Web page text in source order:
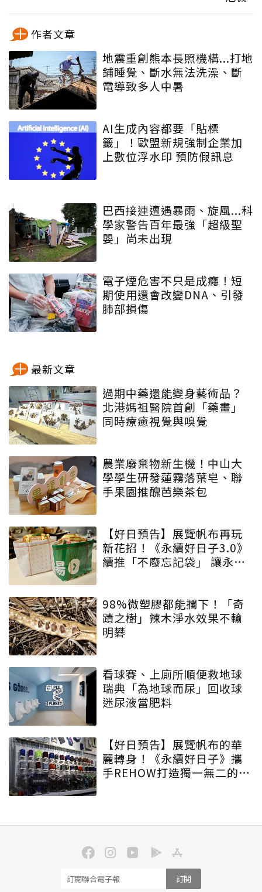
作者文章
地震重創熊本長照機構...打地
鋪睡覺、斷水無法洗澡、斷
電導致多人中暑
AI生成內容都要「貼標
籤」！歐盟新規強制企業加
上數位浮水印 預防假訊息
巴西接連遭遇暴雨、旋風...科
學家警告百年最強「超級聖
嬰」尚未出現
電子煙危害不只是成癮！短
期使用還會改變DNA、引發
肺部損傷
最新文章
過期中藥還能變身藝術品？
北港媽祖醫院首創「藥畫」
同時療癒視覺與嗅覺
農業廢棄物新生機！中山大
學學生研發蓮霧落葉皂、聯
手果園推醜芭樂茶包
【好日預告】展覽帆布再玩
新花招！《永續好日子3.0》
續推「不廢忘記袋」 讓永續
98%微塑膠都能攔下！「奇
蹟之樹」辣木淨水效果不輸
明礬
看球賽、上廁所順便救地球
瑞典「為地球而尿」回收球
迷尿液當肥料
【好日預告】展覽帆布的華
麗轉身！《永續好日子》攜
手REHOW打造獨一無二的
訂閱